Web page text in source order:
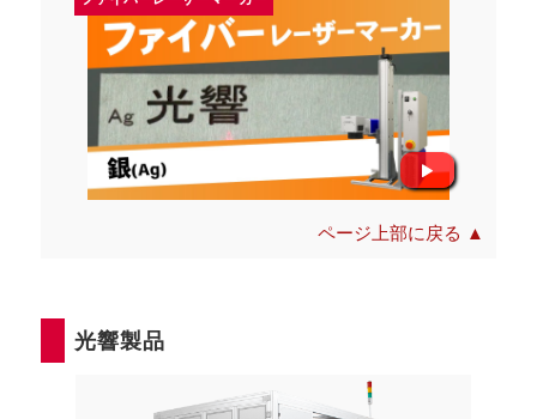
ページ上部に戻る ▲
光響製品